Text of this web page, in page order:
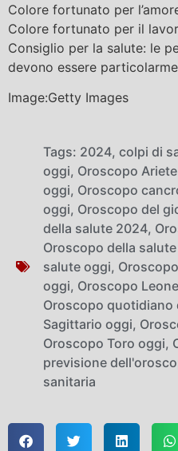
Colore fortunato per
Colore fortunato per il
Consiglio per la salute: le
devono essere
Image:Getty Images
Tags: 2024, colpi di
oggi, Oroscopo
oggi, Oroscopo
oggi, Oroscopo del
della salute 2024,
Oroscopo della
salute oggi,
oggi, Oroscopo
Oroscopo quotidiano
Sagittario oggi,
Oroscopo Toro oggi,
previsione
sanitaria